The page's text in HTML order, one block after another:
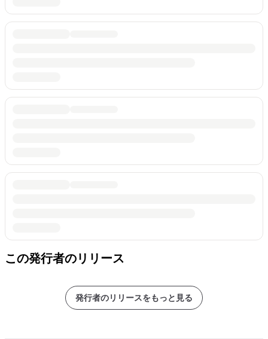
この発行者のリリース
発行者のリリースをもっと見る